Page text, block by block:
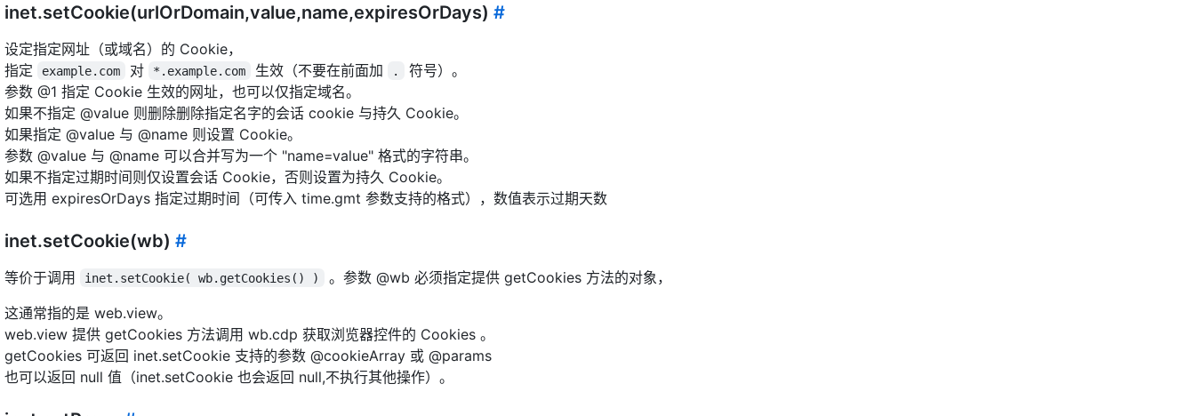
inet.setCookie(urlOrDomain,value,name,expiresOrDays) #
设定指定网址（或域名）的 Cookie，
指定
example.com 对 *.example.com 生效（不要在前面加 .
符号）。
参数 @1 指定 Cookie 生效的网址，也可以仅指定域名。
如果不指定 @value 则删除删除指定名字的会话 cookie 与持久 Cookie。
如果指定 @value 与 @name 则设置 Cookie。
参数 @value 与 @name 可以合并写为一个 "name=value" 格式的字符串。
如果不指定过期时间则仅设置会话 Cookie，否则设置为持久 Cookie。
可选用 expiresOrDays 指定过期时间（可传入 time.gmt 参数支持的格式），数值表示过期天数
inet.setCookie(wb) #
等价于调用 inet.setCookie( wb.getCookies() )
。参数 @wb 必须指定提供 getCookies 方法的对象，
这通常指的是 web.view。
web.view 提供 getCookies 方法调用 wb.cdp 获取浏览器控件的 Cookies 。
getCookies 可返回 inet.setCookie 支持的参数 @cookieArray 或 @params
也可以返回 null 值（inet.setCookie 也会返回 null,不执行其他操作）。